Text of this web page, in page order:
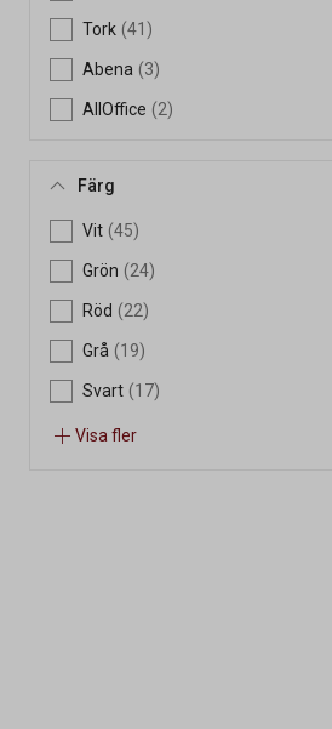
Tork (41)
Abena (3)
AllOffice (2)
Färg
Vit (45)
Grön (24)
Röd (22)
Grå (19)
Svart (17)
Visa fler